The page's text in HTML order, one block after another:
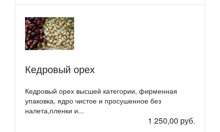
Кедровый орех
Кедровый орех высшей категории, фирменная
упаковка, ядро чистое и просушенное без
налета,пленки и...
1 250,00 руб.